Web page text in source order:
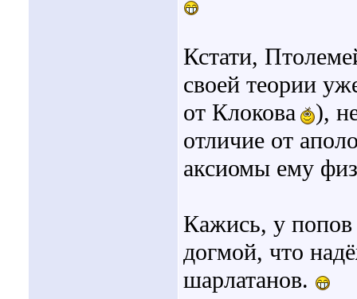
Кстати,
своей теории
от Клокова
),
отличие от
аксиомы ему
Кажись, у попов
догмой, что
шарлатанов.